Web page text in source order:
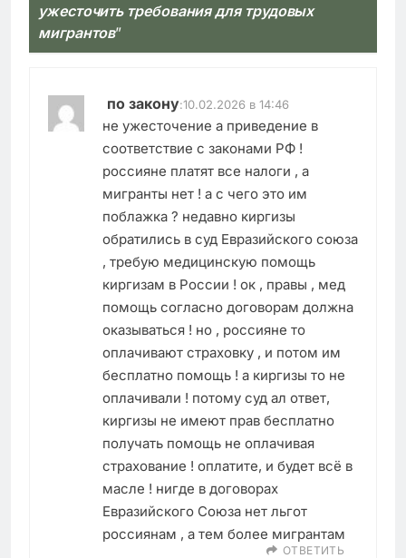
ужесточить требования для трудовых
мигрантов”
по закону:10.02.2026 в 14:46
не ужесточение а приведение в
соответствие с законами РФ !
россияне платят все налоги , а
мигранты нет ! а с чего это им
поблажка ? недавно киргизы
обратились в суд Евразийского союза
, требую медицинскую помощь
киргизам в России ! ок , правы , мед
помощь согласно договорам должна
оказываться ! но , россияне то
оплачивают страховку , и потом им
бесплатно помощь ! а киргизы то не
оплачивали ! потому суд ал ответ,
киргизы не имеют прав бесплатно
получать помощь не оплачивая
страхование ! оплатите, и будет всё в
масле ! нигде в договорах
Евразийского Союза нет льгот
россиянам , а тем более мигрантам
ОТВЕТИТЬ